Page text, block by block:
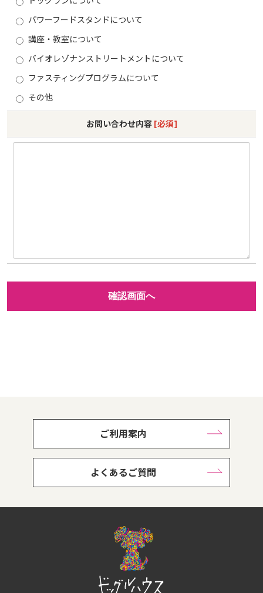
パワーフードスタンドについて
講座・教室について
バイオレゾナンストリートメントについて
ファスティングプログラムについて
その他
お問い合わせ内容 [必須]
確認画面へ
ご利用案内
よくあるご質問